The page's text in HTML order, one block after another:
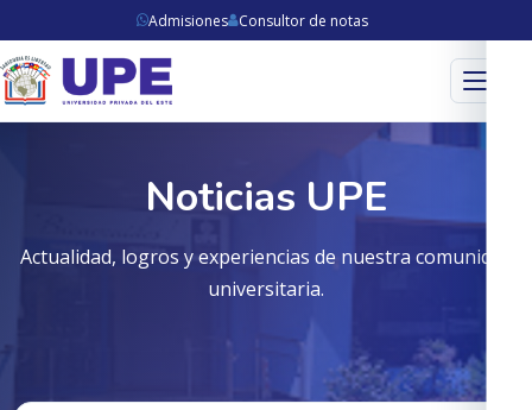
Admisiones Consultor de notas
Menú
Noticias UPE
Actualidad, logros y experiencias de nuestra comunidad
universitaria.